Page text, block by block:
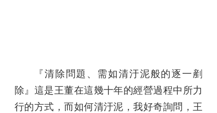
『清除問題、需如清汙泥般的逐一剷
除』這是王董在這幾十年的經營過程中所力
行的方式，而如何清汙泥，我好奇詢問，王